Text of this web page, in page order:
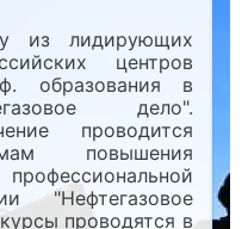
из лидирующих
центров
образования в
дело".
проводится
повышения
"Нефтегазовое
проводятся в